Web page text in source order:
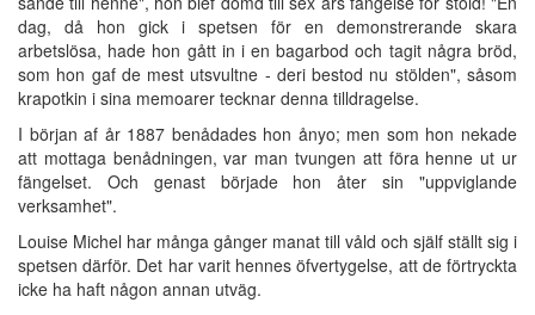
dag, då hon gick i spetsen för en demonstrerande skara
arbetslösa, hade hon gått in i en bagarbod och tagit några bröd,
som hon gaf de mest utsvultne - deri bestod nu stölden", såsom
krapotkin i sina memoarer tecknar denna tilldragelse.
I början af år 1887 benådades hon ånyo; men som hon nekade
att mottaga benådningen, var man tvungen att föra henne ut ur
fängelset. Och genast började hon åter sin "uppviglande
verksamhet".
Louise Michel har många gånger manat till våld och själf ställt sig i
spetsen därför. Det har varit hennes öfvertygelse, att de förtryckta
icke ha haft någon annan utväg.